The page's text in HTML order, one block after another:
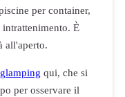
per container,
intrattenimento. È
all'aperto.
qui, che si
per osservare il